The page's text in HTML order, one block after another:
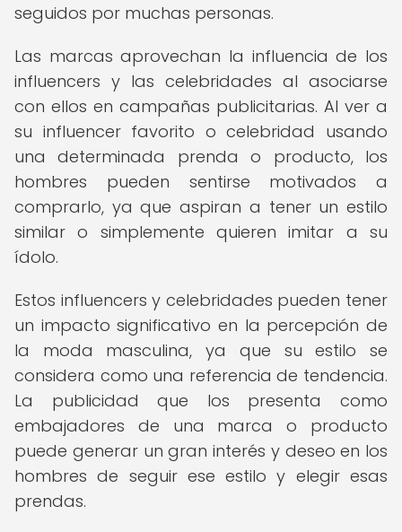
seguidos por muchas personas.
Las marcas aprovechan la influencia de los
influencers y las celebridades al asociarse
con ellos en campañas publicitarias. Al ver a
su influencer favorito o celebridad usando
una determinada prenda o producto, los
hombres pueden sentirse motivados a
comprarlo, ya que aspiran a tener un estilo
similar o simplemente quieren imitar a su
ídolo.
Estos influencers y celebridades pueden tener
un impacto significativo en la percepción de
la moda masculina, ya que su estilo se
considera como una referencia de tendencia.
La publicidad que los presenta como
embajadores de una marca o producto
puede generar un gran interés y deseo en los
hombres de seguir ese estilo y elegir esas
prendas.